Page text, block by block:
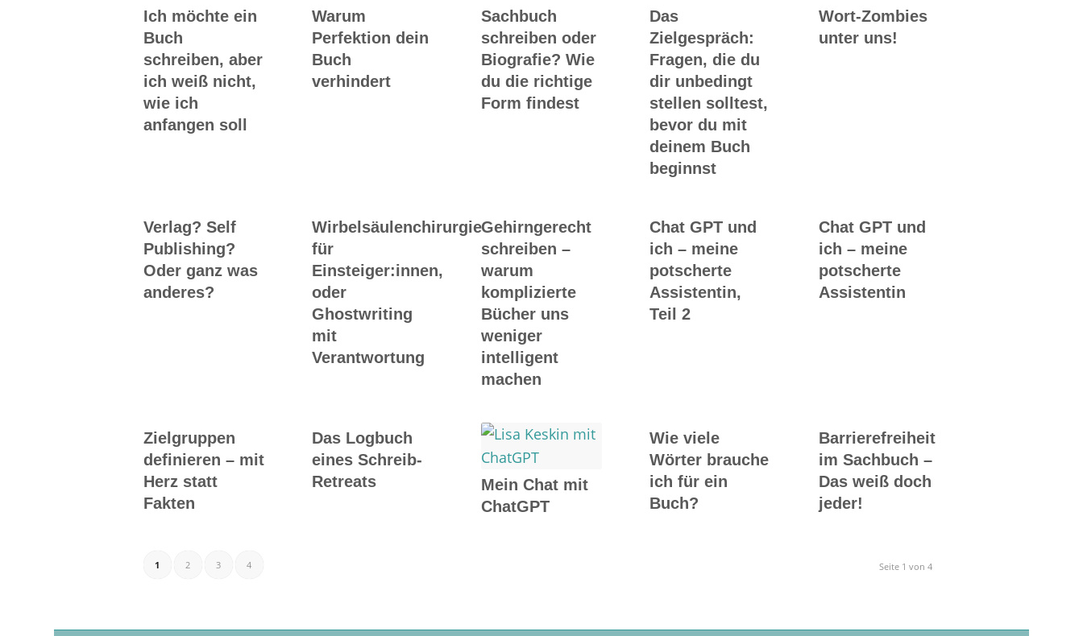
Ich möchte ein
Buch
schreiben, aber
ich weiß nicht,
wie ich
anfangen soll
Warum
Perfektion dein
Buch
verhindert
Sachbuch
schreiben oder
Biografie? Wie
du die richtige
Form findest
Das
Zielgespräch:
Fragen, die du
dir unbedingt
stellen solltest,
bevor du mit
deinem Buch
beginnst
Wort-Zombies
unter uns!
Verlag? Self
Publishing?
Oder ganz was
anderes?
Wirbelsäulenchirurgie
für
Einsteiger:innen,
oder
Ghostwriting
mit
Verantwortung
Gehirngerecht
schreiben –
warum
komplizierte
Bücher uns
weniger
intelligent
machen
Chat GPT und
ich – meine
potscherte
Assistentin,
Teil 2
Chat GPT und
ich – meine
potscherte
Assistentin
Zielgruppen
definieren – mit
Herz statt
Fakten
Das Logbuch
eines Schreib-
Retreats
Mein Chat mit
ChatGPT
Wie viele
Wörter brauche
ich für ein
Buch?
Barrierefreiheit
im Sachbuch –
Das weiß doch
jeder!
Seite 1 von 4
1 2 3 4